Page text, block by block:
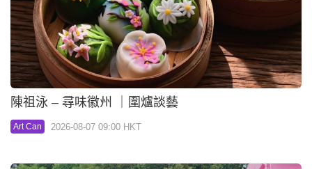
陳祖泳 – 尋味徽州 ｜圍爐談藝
Art Can 2026-08-07 09:00 HKT